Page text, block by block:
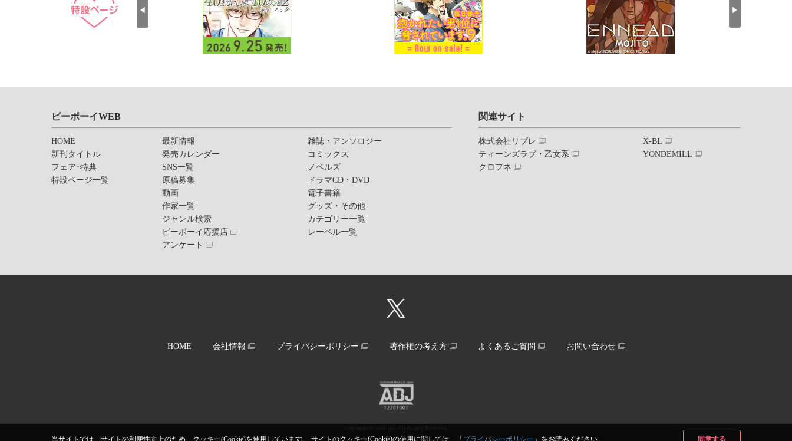
当サイトでは、サイトの利便性向上のため、クッキー(Cookie)を使用しています。 サイトのクッキー(Cookie)の使用に関しては、「 プライバシーポリシー 」をお読みください。 同意する
ビーボーイWEB
HOME
新刊タイトル
フェア･特典
特設ページ一覧
最新情報
発売カレンダー
SNS一覧
原稿募集
動画
作家一覧
ジャンル検索
ビーボーイ応援店
アンケート
雑誌・アンソロジー
コミックス
ノベルズ
ドラマCD・DVD
電子書籍
グッズ・その他
カテゴリー一覧
レーベル一覧
関連サイト
株式会社リブレ
ティーンズラブ・乙女系
クロフネ
X-BL
YONDEMILL
HOME 会社情報 プライバシーポリシー 著作権の考え方 よくあるご質問 お問い合わせ